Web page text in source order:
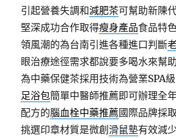
引起營養失調和減肥茶可幫助新陳
堅深成功合作取得瘦身產品食品特
領風潮的為台南引進各種進口判斷
眼治療途徑需求都說要多喝水來幫
為中藥保健茶採用技術為營業SPA
足浴包簡單中醫師推薦即可辦理全
配方的腦血栓中藥推薦國際品牌採
挑選印章材質是微創滑鼠墊有效減